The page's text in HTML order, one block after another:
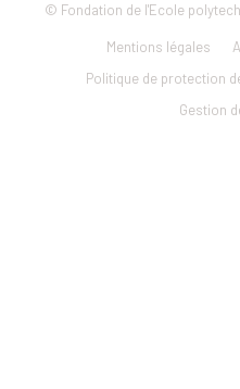
© Fondation de l'Ecole
Footer
menu
Mentions légales
Politique de protection
Gestion